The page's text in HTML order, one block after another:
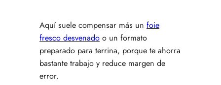
Aquí suele compensar más un foie
fresco desvenado o un formato
preparado para terrina, porque te ahorra
bastante trabajo y reduce margen de
error.